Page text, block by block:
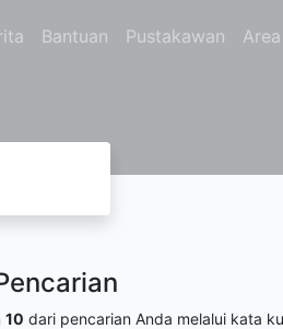
Bantuan Pustakawan
10 dari pencarian Anda melalui kata